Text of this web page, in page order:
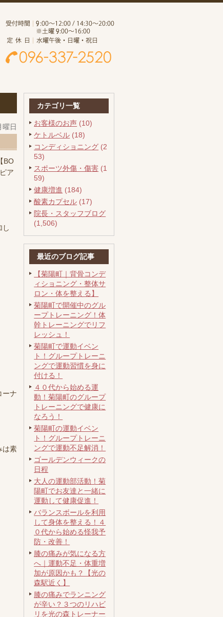
日
BO
ア
し
ーナ
は素
カテゴリ一覧
お客様のお声 (10)
ケトルベル (18)
コンディショニング (2
53)
スポーツ外傷・傷害 (1
59)
健康増進 (184)
酸素カプセル (17)
院長・スタッフブログ
(1,506)
最近のブログ記事
【菊陽町｜背骨コンデ
ィショニング・整体サ
ロン・体を整える】
菊陽町で開催中のグル
ープトレーニング！体
幹トレーニングでリフ
レッシュ！
菊陽町で運動イベン
ト！グループトレーニ
ングで運動習慣を身に
付ける！
４０代から始める運
動！菊陽町のグループ
トレーニングで健康に
なろう！
菊陽町の運動イベン
ト！グループトレーニ
ングで運動不足解消！
ゴールデンウィークの
日程
大人の運動部活動！菊
陽町でお友達と一緒に
運動して健康促進！
バランスボールを利用
して身体を整える！４
０代から始める怪我予
防・改善！
膝の痛みが気になる方
へ｜運動不足・体重増
加が原因かも？【光の
森駅近く】
膝の痛みでランニング
が辛い？３つのリハビ
リを光の森トレーナー